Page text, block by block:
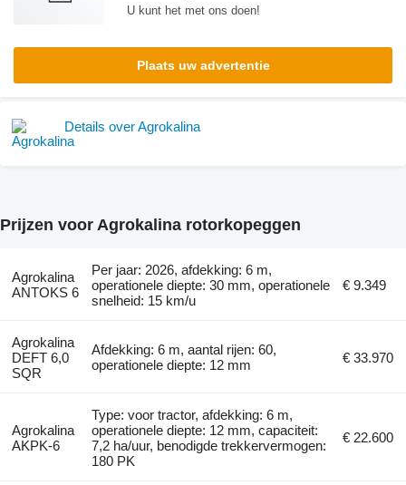
U kunt het met ons doen!
Plaats uw advertentie
Details over Agrokalina
Prijzen voor Agrokalina rotorkopeggen
Agrokalina
ANTOKS 6
Per jaar: 2026, afdekking: 6 m,
operationele diepte: 30 mm, operationele
snelheid: 15 km/u
€ 9.349
Agrokalina
DEFT 6,0
SQR
Afdekking: 6 m, aantal rijen: 60,
operationele diepte: 12 mm
€ 33.970
Agrokalina
AKPK-6
Type: voor tractor, afdekking: 6 m,
operationele diepte: 12 mm, capaciteit:
7,2 ha/uur, benodigde trekkervermogen:
180 PK
€ 22.600